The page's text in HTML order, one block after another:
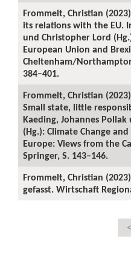
Frommelt, Christian
its relations with the EU.
und Christopher Lord
European Union and
Cheltenham/
384–401.
Frommelt, Christian
Small state, little
Kaeding, Johannes
(Hg.): Climate Change
Europe: Views from the
Springer, S. 143–146.
Frommelt, Christian
gefasst. Wirtschaft
<